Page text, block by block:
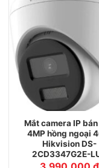
Mắt camera IP
4MP hồng ngoại
Hikvision DS-
2CD3347G2E-